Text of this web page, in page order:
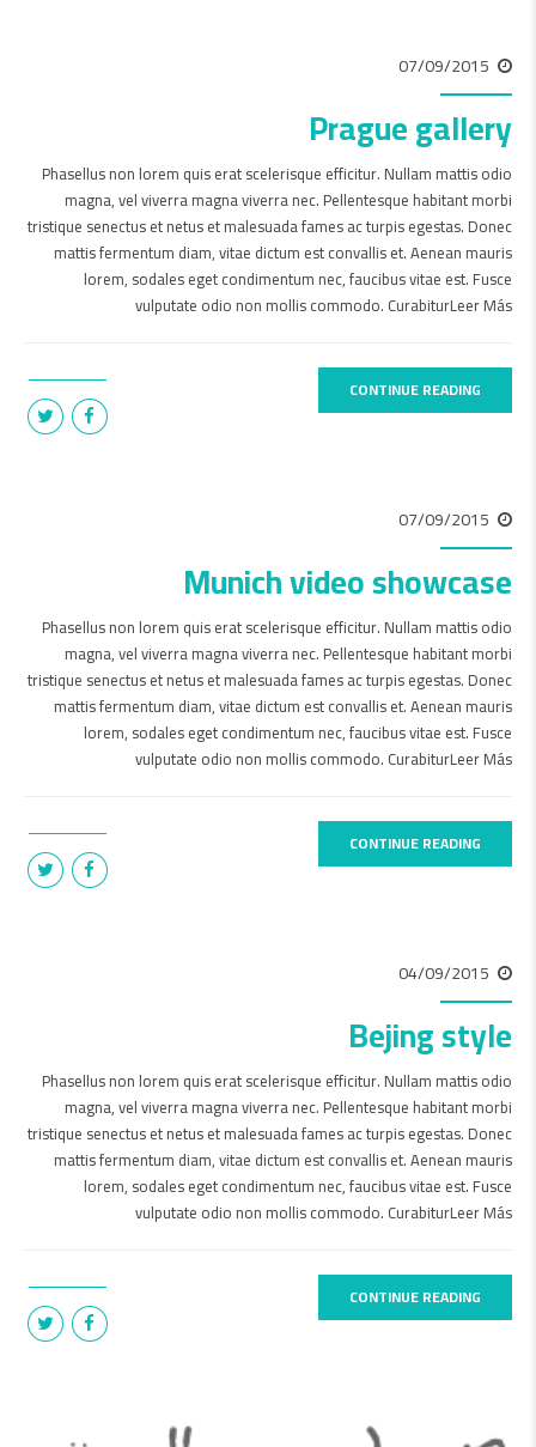
07/09/2015
Prague gallery
Phasellus non lorem quis erat scelerisque efficitur. Nullam mattis odio
magna, vel viverra magna viverra nec. Pellentesque habitant morbi
tristique senectus et netus et malesuada fames ac turpis egestas. Donec
mattis fermentum diam, vitae dictum est convallis et. Aenean mauris
lorem, sodales eget condimentum nec, faucibus vitae est. Fusce
vulputate odio non mollis commodo. CurabiturLeer Más
CONTINUE READING
07/09/2015
Munich video showcase
Phasellus non lorem quis erat scelerisque efficitur. Nullam mattis odio
magna, vel viverra magna viverra nec. Pellentesque habitant morbi
tristique senectus et netus et malesuada fames ac turpis egestas. Donec
mattis fermentum diam, vitae dictum est convallis et. Aenean mauris
lorem, sodales eget condimentum nec, faucibus vitae est. Fusce
vulputate odio non mollis commodo. CurabiturLeer Más
CONTINUE READING
04/09/2015
Bejing style
Phasellus non lorem quis erat scelerisque efficitur. Nullam mattis odio
magna, vel viverra magna viverra nec. Pellentesque habitant morbi
tristique senectus et netus et malesuada fames ac turpis egestas. Donec
mattis fermentum diam, vitae dictum est convallis et. Aenean mauris
lorem, sodales eget condimentum nec, faucibus vitae est. Fusce
vulputate odio non mollis commodo. CurabiturLeer Más
CONTINUE READING